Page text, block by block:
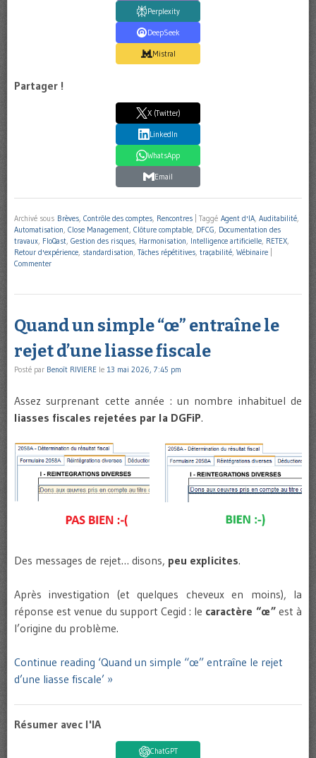
Perplexity
DeepSeek
Mistral
Partager !
X (Twitter)
LinkedIn
WhatsApp
Email
Archivé sous Brèves, Contrôle des comptes, Rencontres Taggé Agent d'IA, Auditabilité,
Automatisation, Close Management, Clôture comptable, DFCG, Documentation des
travaux, FloQast, Gestion des risques, Harmonisation, Intelligence artificielle, RETEX,
Retour d'expérience, standardisation, Tâches répétitives, traçabilité, Wébinaire
Commenter
Quand un simple “œ” entraîne le
rejet d’une liasse fiscale
Posté par Benoît RIVIERE le 13 mai 2026, 7:45 pm
Assez surprenant cette année : un nombre inhabituel de
liasses fiscales rejetées par la DGFiP.
Des messages de rejet… disons, peu explicites.
Après investigation (et quelques cheveux en moins), la
réponse est venue du support Cegid : le caractère “œ”est à
l’origine du problème.
Continue reading ‘Quand un simple “œ” entraîne le rejet
d’une liasse fiscale’ »
Résumer avec l'IA
ChatGPT